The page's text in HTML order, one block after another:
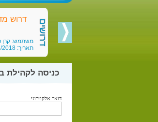
דרוש
משתמש: קרן
תאריך: 12/04/2018
דרושים
כניסה לקהילת
דואר אלקטרוני